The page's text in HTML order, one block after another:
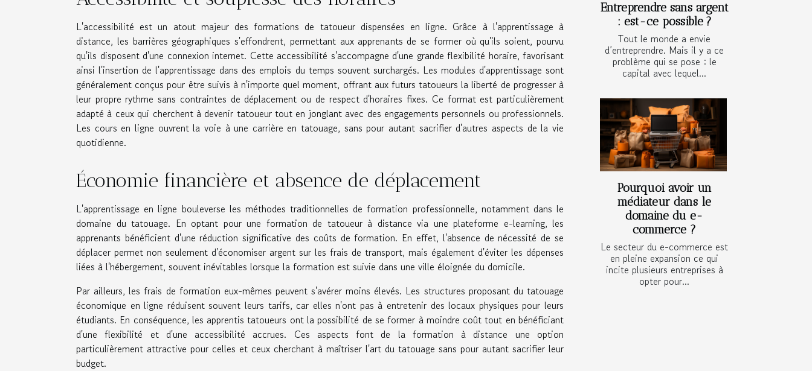
L'accessibilité est un atout majeur des formations de tatoueur dispensées en ligne. Grâce à l'apprentissage à
distance, les barrières géographiques s'effondrent, permettant aux apprenants de se former où qu'ils soient, pourvu
qu'ils disposent d'une connexion internet. Cette accessibilité s'accompagne d'une grande flexibilité horaire, favorisant
ainsi l'insertion de l'apprentissage dans des emplois du temps souvent surchargés. Les modules d'apprentissage sont
généralement conçus pour être suivis à n'importe quel moment, offrant aux futurs tatoueurs la liberté de progresser à
leur propre rythme sans contraintes de déplacement ou de respect d'horaires fixes. Ce format est particulièrement
adapté à ceux qui cherchent à devenir tatoueur tout en jonglant avec des engagements personnels ou professionnels.
Les cours en ligne ouvrent la voie à une carrière en tatouage, sans pour autant sacrifier d'autres aspects de la vie
quotidienne.
Économie financière et absence de déplacement
L'apprentissage en ligne bouleverse les méthodes traditionnelles de formation professionnelle, notamment dans le
domaine du tatouage. En optant pour une formation de tatoueur à distance via une plateforme e-learning, les
apprenants bénéficient d'une réduction significative des coûts de formation. En effet, l'absence de nécessité de se
déplacer permet non seulement d'économiser argent sur les frais de transport, mais également d'éviter les dépenses
liées à l'hébergement, souvent inévitables lorsque la formation est suivie dans une ville éloignée du domicile.
Par ailleurs, les frais de formation eux-mêmes peuvent s'avérer moins élevés. Les structures proposant du tatouage
économique en ligne réduisent souvent leurs tarifs, car elles n'ont pas à entretenir des locaux physiques pour leurs
étudiants. En conséquence, les apprentis tatoueurs ont la possibilité de se former à moindre coût tout en bénéficiant
d'une flexibilité et d'une accessibilité accrues. Ces aspects font de la formation à distance une option
particulièrement attractive pour celles et ceux cherchant à maîtriser l'art du tatouage sans pour autant sacrifier leur
budget.
Entreprendre sans argent
: est-ce possible ?
Tout le monde a envie
d’entreprendre. Mais il y a ce
problème qui se pose : le
capital avec lequel...
Pourquoi avoir un
médiateur dans le
domaine du e-
commerce ?
Le secteur du e-commerce est
en pleine expansion ce qui
incite plusieurs entreprises à
opter pour...